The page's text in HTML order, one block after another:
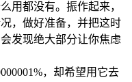
用都没有。振作起来，
，做好准备，并把这时
发现绝大部分让你焦虑
，却希望用它去